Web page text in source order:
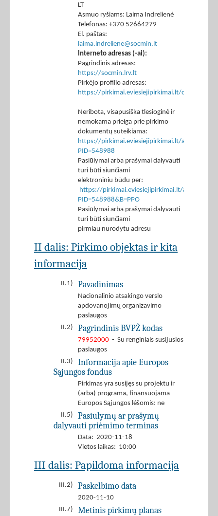
LT
Asmuo ryšiams: Laima Indrelienė
Telefonas: +370 52664279
El. paštas:
laima.indreliene@socmin.lt
Interneto adresas (-ai):
Pagrindinis adresas:
https://socmin.lrv.lt
Pirkėjo profilio adresas:
https://pirkimai.eviesiejipirkimai.lt/ctm/
Neribota, visapusiška tiesioginė ir
nemokama prieiga prie pirkimo
dokumentų suteikiama:
https://pirkimai.eviesiejipirkimai.lt/app/rfq/
PID=548988
Pasiūlymai arba prašymai dalyvauti
turi būti siunčiami
elektroniniu būdu per:
https://pirkimai.eviesiejipirkimai.lt/app/rfq/
PID=548988&B=PPO
Pasiūlymai arba prašymai dalyvauti
turi būti siunčiami
pirmiau nurodytu adresu
II dalis: Pirkimo objektas ir kita
informacija
II.1) Pavadinimas
Nacionalinio atsakingo verslo
apdovanojimų organizavimo
paslaugos
II.2)
Pagrindinis BVPŽ kodas
79952000 - Su renginiais susijusios
paslaugos
II.3)
Informacija apie Europos
Sąjungos fondus
Pirkimas yra susijęs su projektu ir
(arba) programa, finansuojama
Europos Sąjungos lėšomis: ne
II.5)
Pasiūlymų ar prašymų
dalyvauti priėmimo terminas
Data: 2020-11-18
Vietos laikas: 10:00
III dalis: Papildoma informacija
III.2) Paskelbimo data
2020-11-10
III.7)
Metinis pirkimų planas